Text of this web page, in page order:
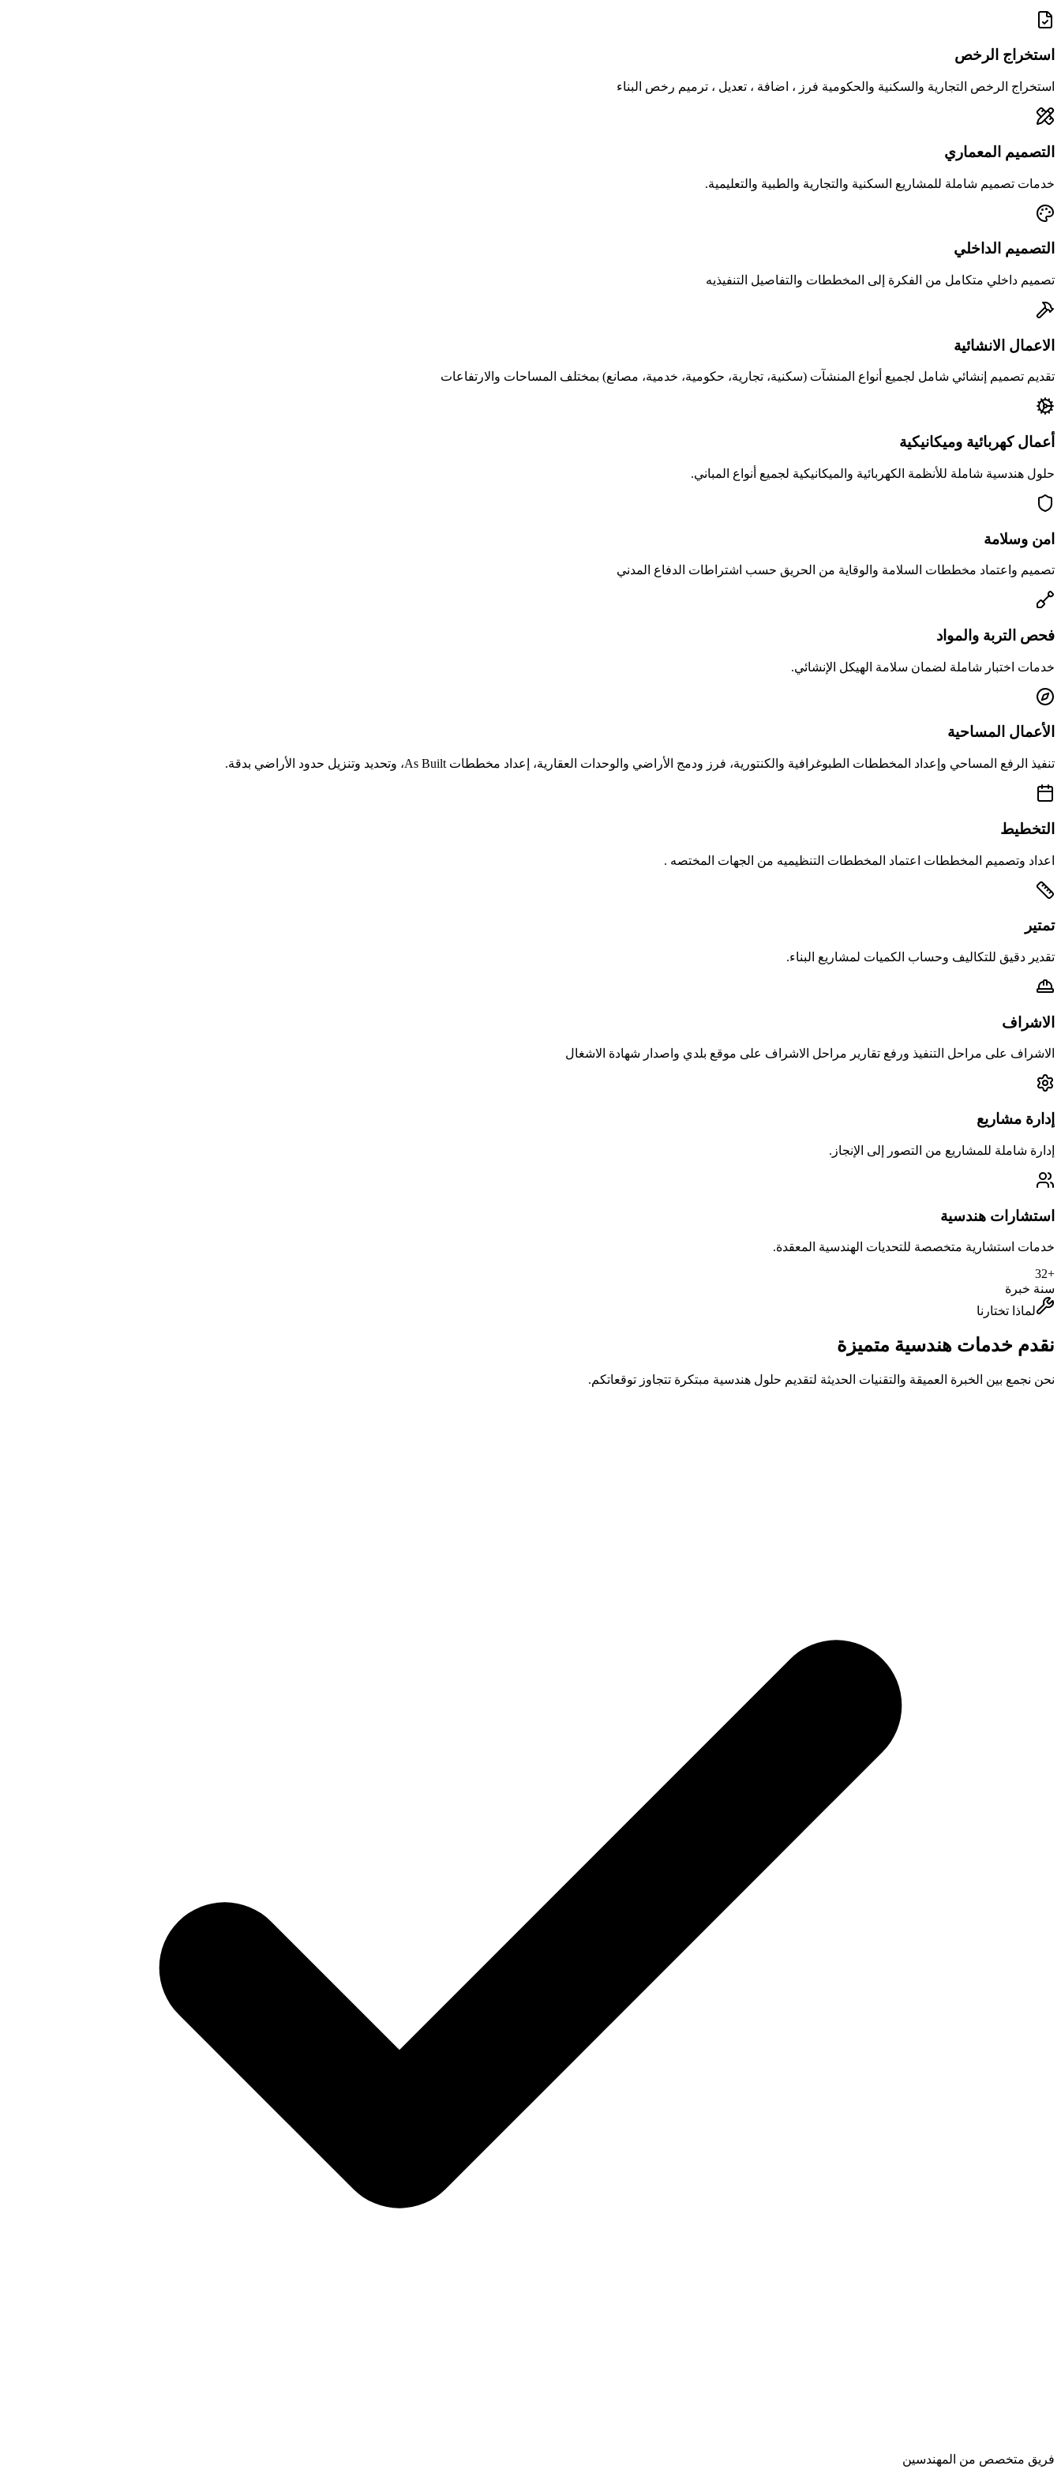
استخراج الرخص
استخراج الرخص التجارية والسكنية والحكومية فرز ، اضافة ، تعديل ، ترميم رخص البناء
التصميم المعماري
خدمات تصميم شاملة للمشاريع السكنية والتجارية والطبية والتعليمية.
التصميم الداخلي
تصميم داخلي متكامل من الفكرة إلى المخططات والتفاصيل التنفيذيه
الاعمال الانشائية
تقديم تصميم إنشائي شامل لجميع أنواع المنشآت (سكنية، تجارية، حكومية، خدمية، مصانع) بمختلف المساحات والارتفاعات
أعمال كهربائية وميكانيكية
حلول هندسية شاملة للأنظمة الكهربائية والميكانيكية لجميع أنواع المباني.
امن وسلامة
تصميم واعتماد مخططات السلامة والوقاية من الحريق حسب اشتراطات الدفاع المدني
فحص التربة والمواد
خدمات اختبار شاملة لضمان سلامة الهيكل الإنشائي.
الأعمال المساحية
تنفيذ الرفع المساحي وإعداد المخططات الطبوغرافية والكنتورية، فرز ودمج الأراضي والوحدات العقارية، إعداد مخططات As Built، وتحديد وتنزيل حدود الأراضي بدقة.
التخطيط
اعداد وتصميم المخططات اعتماد المخططات التنظيميه من الجهات المختصه .
تمتير
تقدير دقيق للتكاليف وحساب الكميات لمشاريع البناء.
الاشراف
الاشراف على مراحل التنفيذ ورفع تقارير مراحل الاشراف على موقع بلدي واصدار شهادة الاشغال
إدارة مشاريع
إدارة شاملة للمشاريع من التصور إلى الإنجاز.
استشارات هندسية
خدمات استشارية متخصصة للتحديات الهندسية المعقدة.
+
32
سنة خبرة
لماذا تختارنا
نقدم خدمات هندسية متميزة
نحن نجمع بين الخبرة العميقة والتقنيات الحديثة لتقديم حلول هندسية مبتكرة تتجاوز توقعاتكم.
فريق متخصص من المهندسين